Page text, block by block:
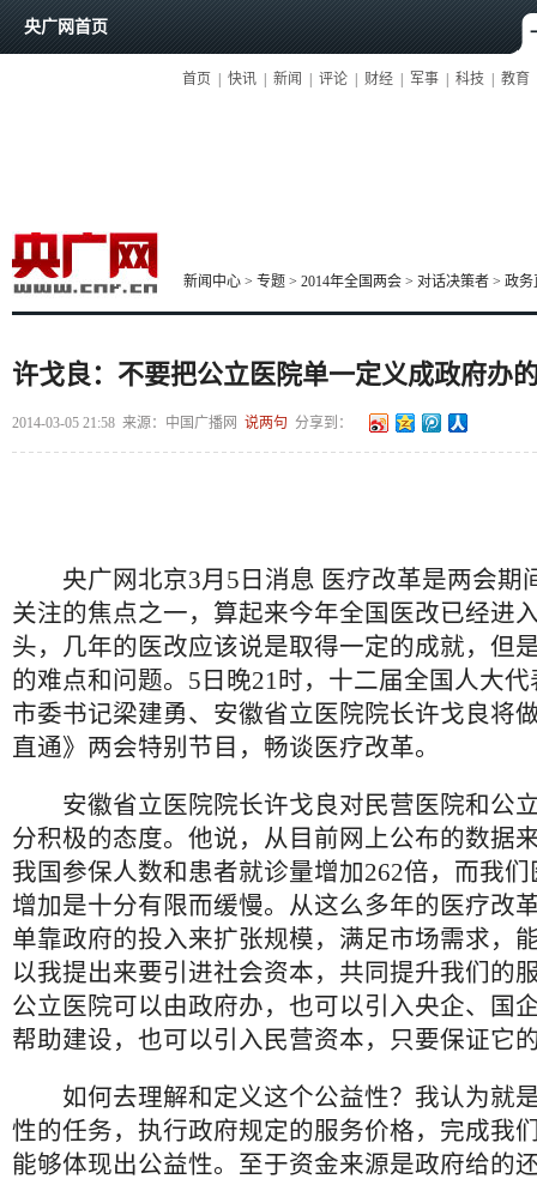
央广网首页
首页 快讯 新闻 评论 财经 军事 科技 教育
新闻中心 > 专题 > 2014年全国两会 > 对话决策者 > 政务
许戈良：不要把公立医院单一定义成政府办
2014-03-05 21:58 来源：中国广播网 说两句 分享到：
央广网北京3月5日消息 医疗改革是两会期
关注的焦点之一，算起来今年全国医改已经进
头，几年的医改应该说是取得一定的成就，但
的难点和问题。5日晚21时，十二届全国人大
市委书记梁建勇、安徽省立医院院长许戈良将
直通》两会特别节目，畅谈医疗改革。
安徽省立医院院长许戈良对民营医院和公
分积极的态度。他说，从目前网上公布的数据
我国参保人数和患者就诊量增加262倍，而我
增加是十分有限而缓慢。从这么多年的医疗改
单靠政府的投入来扩张规模，满足市场需求，
以我提出来要引进社会资本，共同提升我们的
公立医院可以由政府办，也可以引入央企、国
帮助建设，也可以引入民营资本，只要保证它
如何去理解和定义这个公益性？我认为就
性的任务，执行政府规定的服务价格，完成我
能够体现出公益性。至于资金来源是政府给的